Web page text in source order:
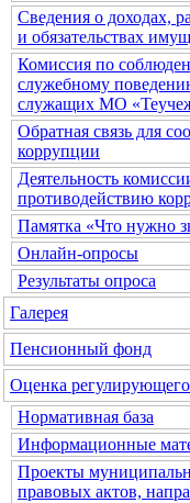
Сведения о доходах,
и обязательствах
Комиссия по
служебному
служащих МО
Обратная связь для
коррупции
Деятельность
противодействию
Памятка «Что нужно
Онлайн-опросы
Результаты опроса
Галерея
Пенсионный фонд
Оценка регулирующего
Нормативная база
Информационные
Проекты
правовых актов,